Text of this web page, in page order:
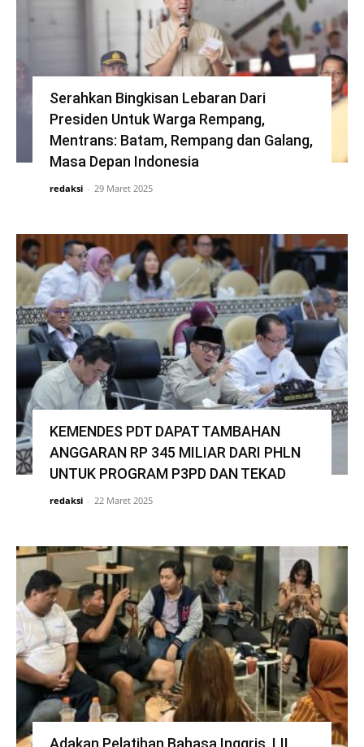
Serahkan Bingkisan Lebaran Dari
Presiden Untuk Warga Rempang,
Mentrans: Batam, Rempang dan Galang,
Masa Depan Indonesia
redaksi - 29 Maret 2025
KEMENDES PDT DAPAT TAMBAHAN
ANGGARAN RP 345 MILIAR DARI PHLN
UNTUK PROGRAM P3PD DAN TEKAD
redaksi - 22 Maret 2025
Adakan Pelatihan Bahasa Inggris, LII